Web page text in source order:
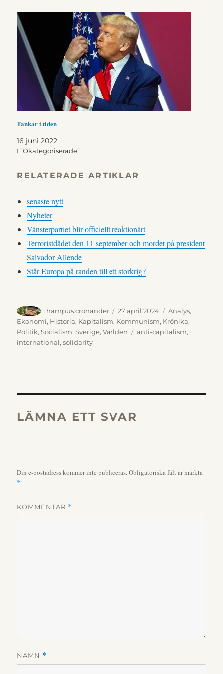
Tankar i tiden
16 juni 2022
I ”Okategoriserade”
RELATERADE ARTIKLAR
senaste nytt
Nyheter
Vänsterpartiet blir officiellt reaktionärt
Terroristdådet den 11 september och mordet på president
Salvador Allende
Står Europa på randen till ett storkrig?
Författare
hampus.cronander
Publicerat
den
27 april 2024 Kategorier
Analys,
Ekonomi, Historia, Kapitalism, Kommunism, Krönika,
Politik,Socialism,Sverige,Världen Etiketter
anti-capitalism,
international,solidarity
LÄMNA ETT SVAR
Din e-postadress kommer inte publiceras.Obligatoriska fält är märkta
*
KOMMENTAR *
NAMN *